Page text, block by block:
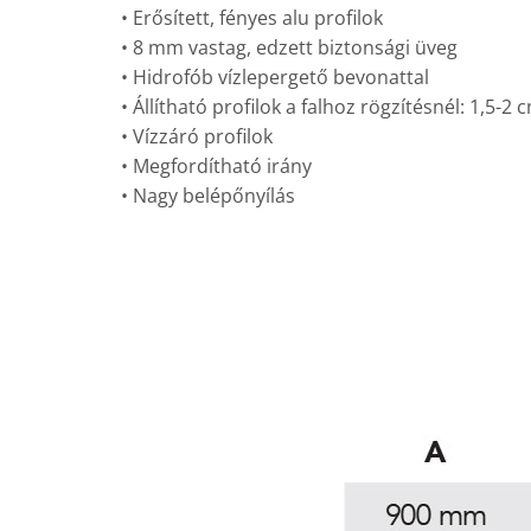
• Erősített, fényes alu profilok
• 8 mm vastag, edzett biztonsági üveg
• Hidrofób vízlepergető bevonattal
• Állítható profilok a falhoz rögzítésnél: 1,5-2
• Vízzáró profilok
• Megfordítható irány
• Nagy belépőnyílás